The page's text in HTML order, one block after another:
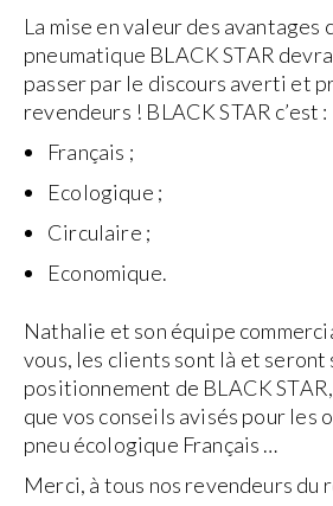
La mise en valeur des avantages
pneumatique BLACK STAR
passer par le discours averti et
revendeurs ! BLACK STAR c’est :
Français ;
Ecologique ;
Circulaire ;
Economique.
Nathalie et son équipe
vous, les clients sont là et seront
positionnement de BLACK
que vos conseils avisés pour les
pneu écologique Français …
Merci, à tous nos revendeurs du